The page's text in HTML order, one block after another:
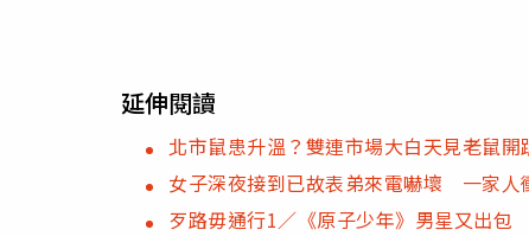
延伸閱讀
北市鼠患升溫？雙連市場大白天見老鼠
女子深夜接到已故表弟來電嚇壞 一家人
歹路毋通行1／《原子少年》男星又出